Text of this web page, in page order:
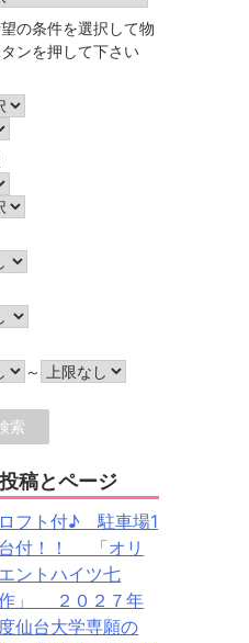
の条件を選択して物
ンを押して下さい
～
稿とページ
ロフト付♪ 駐車場1
台付！！ 「オリ
エントハイツ七
」 ２０２７年
度仙台大学専願の